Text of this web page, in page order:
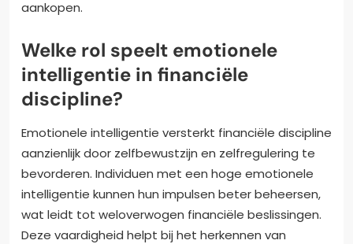
aankopen.
Welke rol speelt emotionele
intelligentie in financiële
discipline?
Emotionele intelligentie versterkt financiële discipline
aanzienlijk door zelfbewustzijn en zelfregulering te
bevorderen. Individuen met een hoge emotionele
intelligentie kunnen hun impulsen beter beheersen,
wat leidt tot weloverwogen financiële beslissingen.
Deze vaardigheid helpt bij het herkennen van